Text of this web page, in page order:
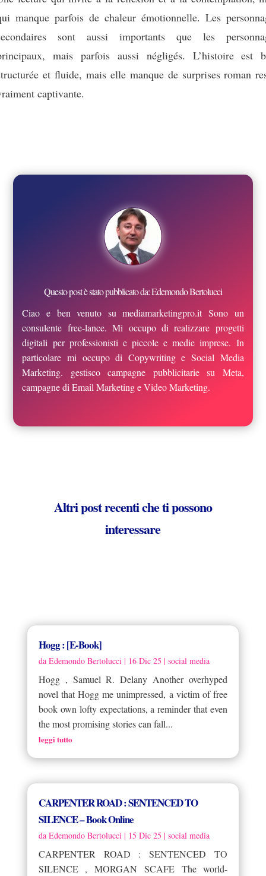
manque parfois de chaleur émotionnelle. Les
sont aussi importants que les
mais parfois aussi négligés. L’histoire est
et fluide, mais elle manque de surprises roman
captivante.
Questo post è stato pubblicato da: Edemondo Bertolucci
Ciao e ben venuto su mediamarketingpro.it Sono un
consulente free-lance. Mi occupo di realizzare progetti
digitali per professionisti e piccole e medie imprese. In
particolare mi occupo di Copywriting e Social Media
Marketing. gestisco campagne pubblicitarie su Meta,
campagne di Email Marketing e Video Marketing.
Altri post recenti che ti possono
interessare
Hogg : [E-Book]
da Edemondo Bertolucci| 16 Dic 25 | social media
Hogg , Samuel R. Delany Another overhyped
novel that Hogg me unimpressed, a victim of free
book own lofty expectations, a reminder that even
the most promising stories can fall...
leggi tutto
CARPENTER ROAD : SENTENCED TO
SILENCE – Book Online
da Edemondo Bertolucci| 15 Dic 25 | social media
CARPENTER ROAD : SENTENCED TO
SILENCE , MORGAN SCAFE The world-